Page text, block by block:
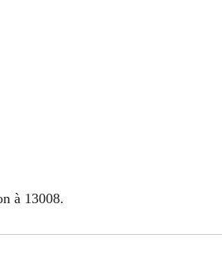
à 13008.